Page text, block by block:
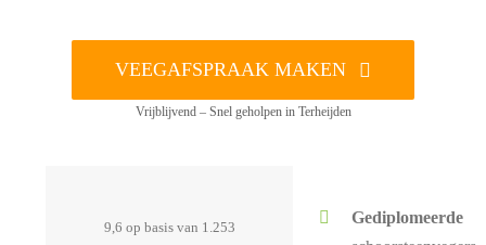
VEEGAFSPRAAK MAKEN
Vrijblijvend – Snel geholpen in Terheijden
9,6 op basis van 1.253
Gediplomeerde